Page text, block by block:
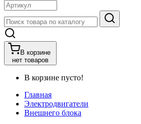
В корзине
нет товаров
В корзине пусто!
Главная
Электродвигатели
Внешнего блока